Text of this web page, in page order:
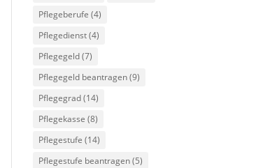
Pflegeberufe (4)
Pflegedienst(4)
Pflegegeld(7)
Pflegegeld beantragen(9)
Pflegegrad(14)
Pflegekasse (8)
Pflegestufe (14)
Pflegestufe beantragen(5)